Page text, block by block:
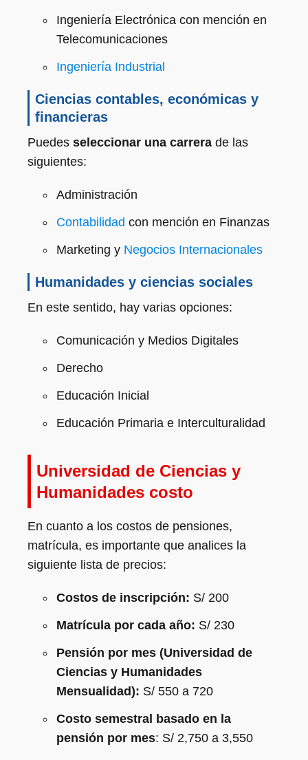
Ingeniería Electrónica con mención en
Telecomunicaciones
Ingeniería Industrial
Ciencias contables, económicas y
financieras
Puedes seleccionar una carrera de las
siguientes:
Administración
Contabilidad con mención en Finanzas
Marketing y Negocios Internacionales
Humanidades y ciencias sociales
En este sentido, hay varias opciones:
Comunicación y Medios Digitales
Derecho
Educación Inicial
Educación Primaria e Interculturalidad
Universidad de Ciencias y
Humanidades costo
En cuanto a los costos de pensiones,
matrícula, es importante que analices la
siguiente lista de precios:
Costos de inscripción: S/ 200
Matrícula por cada año: S/ 230
Pensión por mes (Universidad de
Ciencias y Humanidades
Mensualidad): S/ 550 a 720
Costo semestral basado en la
pensión por mes: S/ 2,750 a 3,550